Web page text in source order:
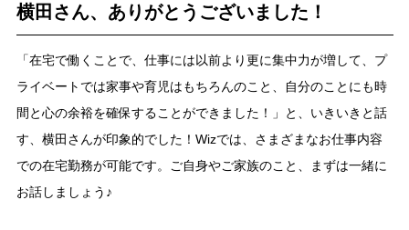
横田さん、ありがとうございました！
「在宅で働くことで、仕事には以前より更に集中力が増して、プ
ライベートでは家事や育児はもちろんのこと、自分のことにも時
間と心の余裕を確保することができました！」と、いきいきと話
す、横田さんが印象的でした！Wizでは、さまざまなお仕事内容
での在宅勤務が可能です。ご自身やご家族のこと、まずは一緒に
お話しましょう♪